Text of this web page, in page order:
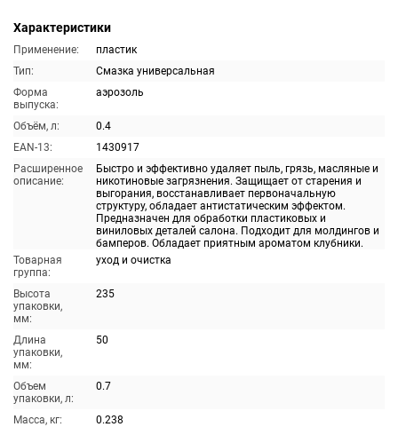
Характеристики
Применение:
пластик
Тип:
Смазка универсальная
Форма
выпуска:
аэрозоль
Объём, л:
0.4
EAN-13:
1430917
Расширенное
описание:
Быстро и эффективно удаляет пыль, грязь, масляные и
никотиновые загрязнения. Защищает от старения и
выгорания, восстанавливает первоначальную
структуру, обладает антистатическим эффектом.
Предназначен для обработки пластиковых и
виниловых деталей салона. Подходит для молдингов и
бамперов. Обладает приятным ароматом клубники.
Товарная
группа:
уход и очистка
Высота
упаковки,
мм:
235
Длина
упаковки,
мм:
50
Объем
упаковки, л:
0.7
Масса, кг:
0.238